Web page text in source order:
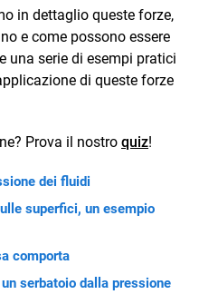
in dettaglio queste forze,
e come possono essere
una serie di esempi pratici
di queste forze
Prova il nostro quiz!
dei fluidi
superfici, un esempio
comporta
serbatoio dalla pressione